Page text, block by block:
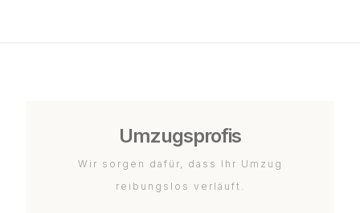
Umzugsprofis
Wir sorgen dafür, dass Ihr Umzug
reibungslos verläuft.